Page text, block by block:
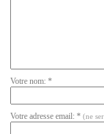
Votre nom: *
Votre adresse email: * (ne